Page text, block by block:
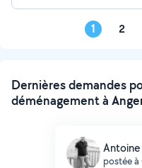
1 2
Dernières demandes
déménagement à
postée à